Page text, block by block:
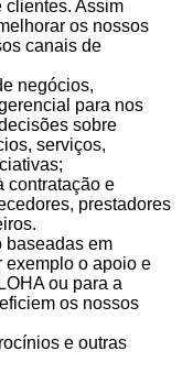
clientes. Assim
os nossos
canais de
negócios,
para nos
sobre
serviços,
contratação e
prestadores
baseadas em
exemplo o apoio e
ou para a
os nossos
e outras